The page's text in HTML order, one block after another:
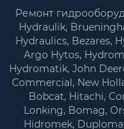
Ремонт
Hydraulik,
Hydraulics, Bezares,
Argo Hytos,
Hydromatik, John
Commercial, New
Bobcat, Hitachi,
Lonking, Bomag,
Hidromek,